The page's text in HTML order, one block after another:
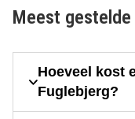
Meest gestelde
Hoeveel kost
Fuglebjerg?